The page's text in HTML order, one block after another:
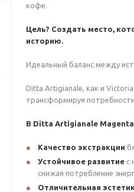
кофе.
Цель? Создать место,
историю.
Идеальный баланс между
Ditta Artigianale, как и
трансформируя
В Ditta Artigianale
Качество экстракции
Устойчивое развитие с
снижая потребление
Отличительная